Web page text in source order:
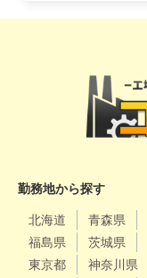
勤務地から探す
北海道 青森県
福島県
茨城県
東京都
神奈川県